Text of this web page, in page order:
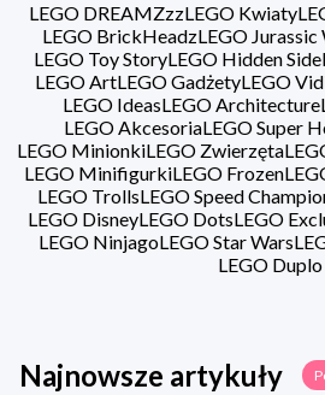
LEGO DREAMZzzLEGO Kwiaty
LEGO BrickHeadzLEGO
LEGO Toy StoryLEGO Hidden Side
LEGO ArtLEGO GadżetyLEGO
LEGO IdeasLEGO Architecture
LEGO AkcesoriaLEGO Super
LEGO MinionkiLEGO Zwierzęta
LEGO MinifigurkiLEGO Frozen
LEGO TrollsLEGO Speed
LEGO DisneyLEGO DotsLEGO
LEGO NinjagoLEGO Star Wars
LEGO Duplo
Najnowsze artykuły